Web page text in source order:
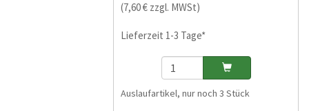
(7,60 € zzgl. MWSt)
Lieferzeit 1-3 Tage*
Auslaufartikel, nur noch 3 Stück